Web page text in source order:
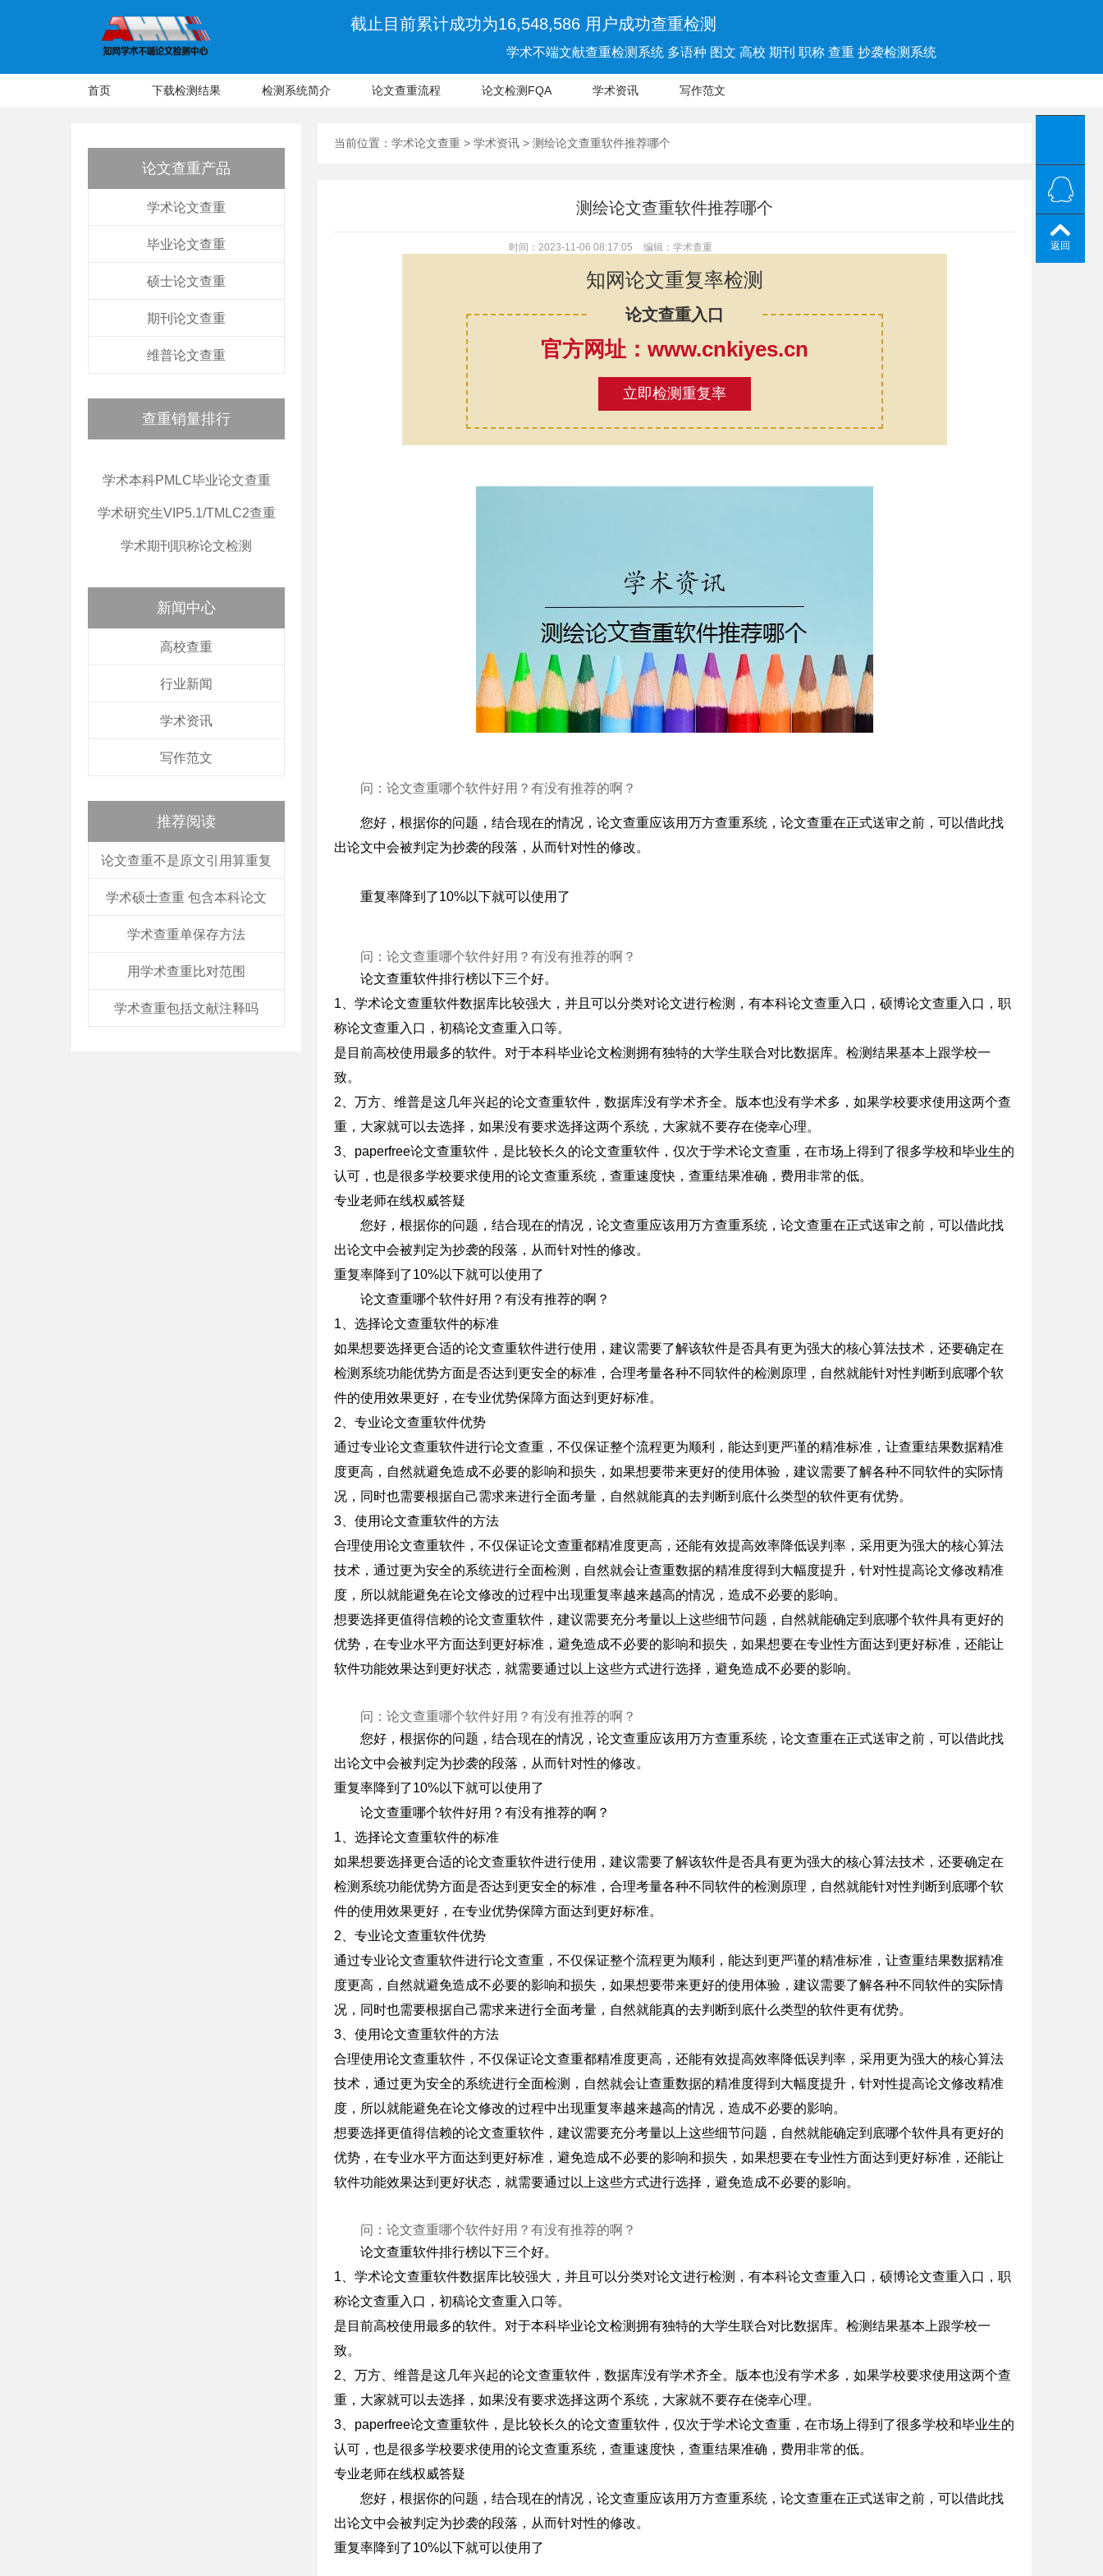
截止目前累计成功为16,548,586 用户成功查重检测
学术不端文献查重检测系统 多语种 图文 高校 期刊 职称 查重 抄袭检测系统
首页 下载检测结果 检测系统简介 论文查重流程 论文检测FQA 学术资讯 写作范文
论文查重产品
学术论文查重
毕业论文查重
硕士论文查重
期刊论文查重
维普论文查重
查重销量排行
学术本科PMLC毕业论文查重
学术研究生VIP5.1/TMLC2查重
学术期刊职称论文检测
新闻中心
高校查重
行业新闻
学术资讯
写作范文
推荐阅读
论文查重不是原文引用算重复
学术硕士查重 包含本科论文
学术查重单保存方法
用学术查重比对范围
学术查重包括文献注释吗
当前位置： 学术论文查重 > 学术资讯 > 测绘论文查重软件推荐哪个
测绘论文查重软件推荐哪个
时间：2023-11-06 08:17:05 编辑：学术查重
知网论文重复率检测
论文查重入口
官方网址：www.cnkiyes.cn
立即检测重复率
问：论文查重哪个软件好用？有没有推荐的啊？
您好，根据你的问题，结合现在的情况，论文查重应该用万方查重系统，论文查重在正式送审之前，可以借此找
出论文中会被判定为抄袭的段落，从而针对性的修改。
重复率降到了10%以下就可以使用了
问：论文查重哪个软件好用？有没有推荐的啊？
论文查重软件排行榜以下三个好。
1、学术论文查重软件数据库比较强大，并且可以分类对论文进行检测，有本科论文查重入口，硕博论文查重入口，职
称论文查重入口，初稿论文查重入口等。
是目前高校使用最多的软件。对于本科毕业论文检测拥有独特的大学生联合对比数据库。检测结果基本上跟学校一
致。
2、万方、维普是这几年兴起的论文查重软件，数据库没有学术齐全。版本也没有学术多，如果学校要求使用这两个查
重，大家就可以去选择，如果没有要求选择这两个系统，大家就不要存在侥幸心理。
3、paperfree论文查重软件，是比较长久的论文查重软件，仅次于学术论文查重，在市场上得到了很多学校和毕业生的
认可，也是很多学校要求使用的论文查重系统，查重速度快，查重结果准确，费用非常的低。
专业老师在线权威答疑
您好，根据你的问题，结合现在的情况，论文查重应该用万方查重系统，论文查重在正式送审之前，可以借此找
出论文中会被判定为抄袭的段落，从而针对性的修改。
重复率降到了10%以下就可以使用了
论文查重哪个软件好用？有没有推荐的啊？
1、选择论文查重软件的标准
如果想要选择更合适的论文查重软件进行使用，建议需要了解该软件是否具有更为强大的核心算法技术，还要确定在
检测系统功能优势方面是否达到更安全的标准，合理考量各种不同软件的检测原理，自然就能针对性判断到底哪个软
件的使用效果更好，在专业优势保障方面达到更好标准。
2、专业论文查重软件优势
通过专业论文查重软件进行论文查重，不仅保证整个流程更为顺利，能达到更严谨的精准标准，让查重结果数据精准
度更高，自然就避免造成不必要的影响和损失，如果想要带来更好的使用体验，建议需要了解各种不同软件的实际情
况，同时也需要根据自己需求来进行全面考量，自然就能真的去判断到底什么类型的软件更有优势。
3、使用论文查重软件的方法
合理使用论文查重软件，不仅保证论文查重都精准度更高，还能有效提高效率降低误判率，采用更为强大的核心算法
技术，通过更为安全的系统进行全面检测，自然就会让查重数据的精准度得到大幅度提升，针对性提高论文修改精准
度，所以就能避免在论文修改的过程中出现重复率越来越高的情况，造成不必要的影响。
想要选择更值得信赖的论文查重软件，建议需要充分考量以上这些细节问题，自然就能确定到底哪个软件具有更好的
优势，在专业水平方面达到更好标准，避免造成不必要的影响和损失，如果想要在专业性方面达到更好标准，还能让
软件功能效果达到更好状态，就需要通过以上这些方式进行选择，避免造成不必要的影响。
问：论文查重哪个软件好用？有没有推荐的啊？
您好，根据你的问题，结合现在的情况，论文查重应该用万方查重系统，论文查重在正式送审之前，可以借此找
出论文中会被判定为抄袭的段落，从而针对性的修改。
重复率降到了10%以下就可以使用了
论文查重哪个软件好用？有没有推荐的啊？
1、选择论文查重软件的标准
如果想要选择更合适的论文查重软件进行使用，建议需要了解该软件是否具有更为强大的核心算法技术，还要确定在
检测系统功能优势方面是否达到更安全的标准，合理考量各种不同软件的检测原理，自然就能针对性判断到底哪个软
件的使用效果更好，在专业优势保障方面达到更好标准。
2、专业论文查重软件优势
通过专业论文查重软件进行论文查重，不仅保证整个流程更为顺利，能达到更严谨的精准标准，让查重结果数据精准
度更高，自然就避免造成不必要的影响和损失，如果想要带来更好的使用体验，建议需要了解各种不同软件的实际情
况，同时也需要根据自己需求来进行全面考量，自然就能真的去判断到底什么类型的软件更有优势。
3、使用论文查重软件的方法
合理使用论文查重软件，不仅保证论文查重都精准度更高，还能有效提高效率降低误判率，采用更为强大的核心算法
技术，通过更为安全的系统进行全面检测，自然就会让查重数据的精准度得到大幅度提升，针对性提高论文修改精准
度，所以就能避免在论文修改的过程中出现重复率越来越高的情况，造成不必要的影响。
想要选择更值得信赖的论文查重软件，建议需要充分考量以上这些细节问题，自然就能确定到底哪个软件具有更好的
优势，在专业水平方面达到更好标准，避免造成不必要的影响和损失，如果想要在专业性方面达到更好标准，还能让
软件功能效果达到更好状态，就需要通过以上这些方式进行选择，避免造成不必要的影响。
问：论文查重哪个软件好用？有没有推荐的啊？
论文查重软件排行榜以下三个好。
1、学术论文查重软件数据库比较强大，并且可以分类对论文进行检测，有本科论文查重入口，硕博论文查重入口，职
称论文查重入口，初稿论文查重入口等。
是目前高校使用最多的软件。对于本科毕业论文检测拥有独特的大学生联合对比数据库。检测结果基本上跟学校一
致。
2、万方、维普是这几年兴起的论文查重软件，数据库没有学术齐全。版本也没有学术多，如果学校要求使用这两个查
重，大家就可以去选择，如果没有要求选择这两个系统，大家就不要存在侥幸心理。
3、paperfree论文查重软件，是比较长久的论文查重软件，仅次于学术论文查重，在市场上得到了很多学校和毕业生的
认可，也是很多学校要求使用的论文查重系统，查重速度快，查重结果准确，费用非常的低。
专业老师在线权威答疑
您好，根据你的问题，结合现在的情况，论文查重应该用万方查重系统，论文查重在正式送审之前，可以借此找
出论文中会被判定为抄袭的段落，从而针对性的修改。
重复率降到了10%以下就可以使用了
返回